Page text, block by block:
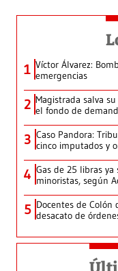
1 Víctor Álvarez:
emergencias
2 Magistrada salva
el fondo de
3 Caso Pandora:
cinco imputados y
4 Gas de 25 libras ya
minoristas, según
5 Docentes de
desacato de